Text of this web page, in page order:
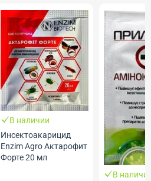
В наличии
Инсектоакарицид
Еnzim Agro Актарофит
Форте 20 мл
В